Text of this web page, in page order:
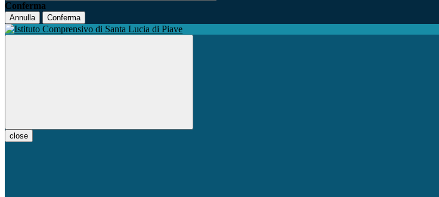
Conferma
Annulla Conferma
close